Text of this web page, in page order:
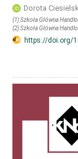
Dorota
(1)Szkoła Główna
(2)Szkoła Główna
https://doi.org/